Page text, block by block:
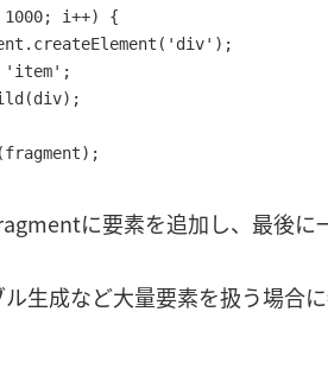
i++) {
に要素を追加し、最後に
ル生成など大量要素を扱う場合